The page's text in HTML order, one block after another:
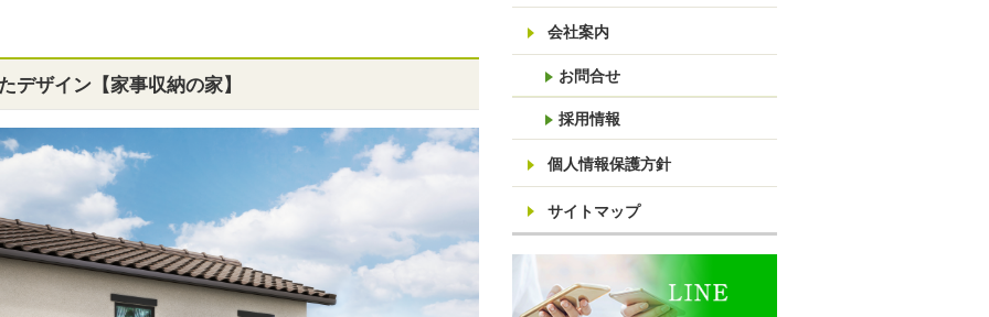
デザイン【家事収納の家】
会社案内
お問合せ
採用情報
個人情報保護方針
サイトマップ